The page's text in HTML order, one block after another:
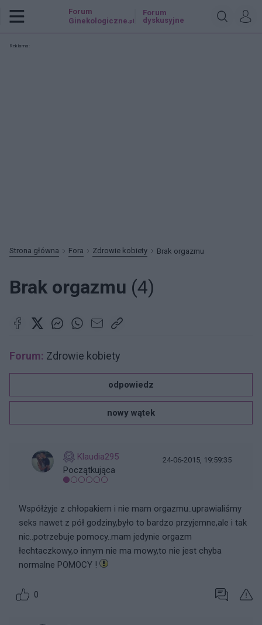
Forum
Ginekologiczne .pl
Forum
dyskusyjne
Reklama:
Strona główna Fora Zdrowie kobiety Brak orgazmu
Brak orgazmu (4)
Forum: Zdrowie kobiety
odpowiedz
nowy wątek
Klaudia295
Początkująca
24-06-2015, 19:59:35
Współżyje z chłopakiem i nie mam orgazmu..uprawialiśmy
seks nawet z pół godziny,było to bardzo przyjemne,ale i tak
nic..potrzebuje pomocy..mam jedynie orgazm
łechtaczkowy,o innym nie ma mowy,to nie jest chyba
normalne POMOCY !
0